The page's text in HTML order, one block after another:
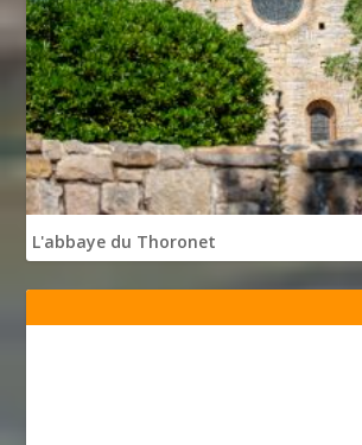
L'abbaye du Thoronet